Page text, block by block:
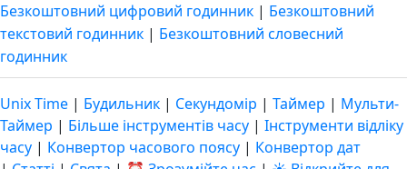
Безкоштовний цифровий годинник | Безкоштовний
текстовий годинник | Безкоштовний словесний
годинник
Unix Time | Будильник | Секундомір | Таймер | Мульти-
Таймер | Більше інструментів часу | Інструменти відліку
часу | Конвертор часового поясу | Конвертор дат